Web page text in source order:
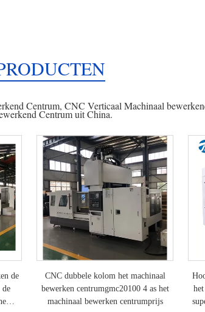
Centrum, CNC Verticaal Machinaal
Centrum uit China.
de
de
CNC dubbele kolom het machinaal
bewerken centrumgmc20100 4 as het
machinaal bewerken centrumprijs